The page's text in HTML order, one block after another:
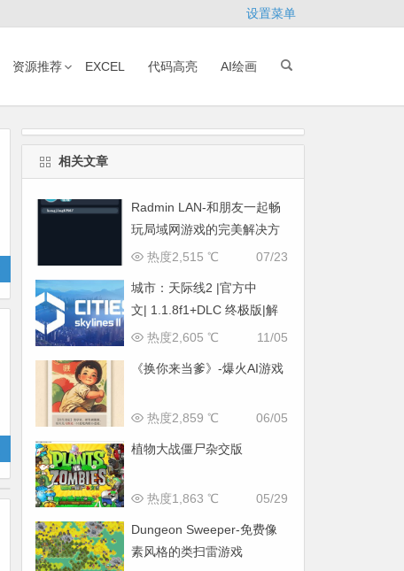
设置菜单
资源推荐 EXCEL 代码高亮 AI绘画
相关文章
Radmin LAN-和朋友一起畅
玩局域网游戏的完美解决方
案
07/23
热度2,515 ℃
城市：天际线2 |官方中
文| 1.1.8f1+DLC 终极版|解
压即撸|
11/05
热度2,605 ℃
《换你来当爹》-爆火AI游戏
06/05
热度2,859 ℃
植物大战僵尸杂交版
05/29
热度1,863 ℃
Dungeon Sweeper-免费像
素风格的类扫雷游戏